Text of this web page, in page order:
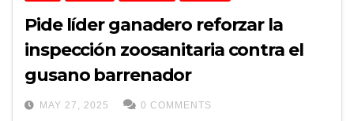
Pide líder ganadero reforzar la
inspección zoosanitaria contra el
gusano barrenador
MAY 27, 2025 0 COMMENTS